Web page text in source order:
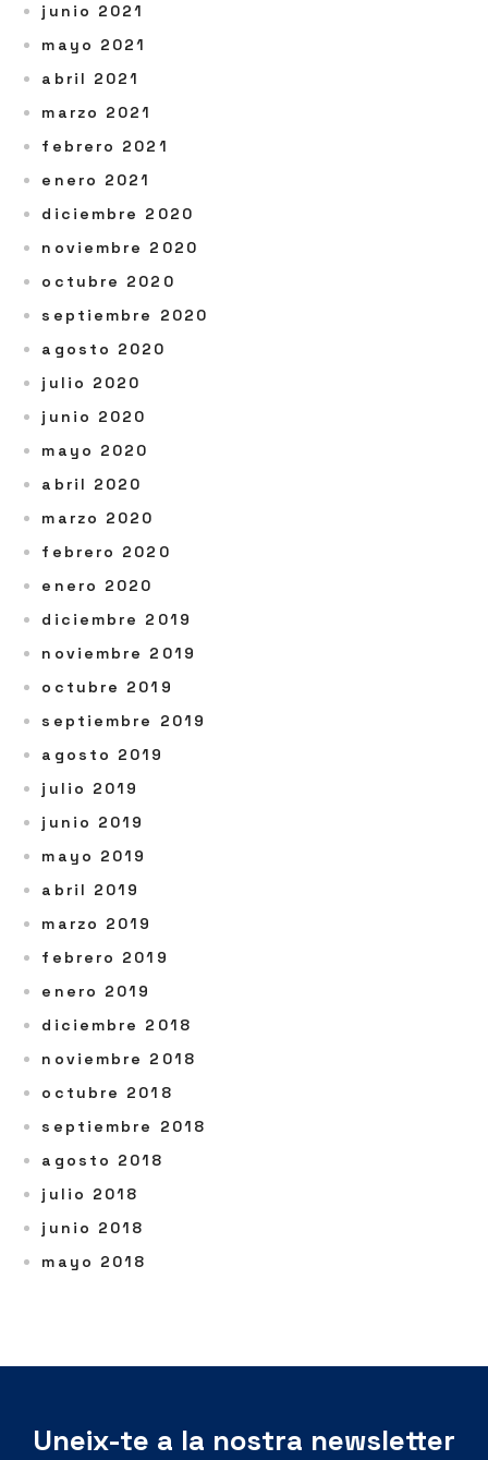
junio 2021
mayo 2021
abril 2021
marzo 2021
febrero 2021
enero 2021
diciembre 2020
noviembre 2020
octubre 2020
septiembre 2020
agosto 2020
julio 2020
junio 2020
mayo 2020
abril 2020
marzo 2020
febrero 2020
enero 2020
diciembre 2019
noviembre 2019
octubre 2019
septiembre 2019
agosto 2019
julio 2019
junio 2019
mayo 2019
abril 2019
marzo 2019
febrero 2019
enero 2019
diciembre 2018
noviembre 2018
octubre 2018
septiembre 2018
agosto 2018
julio 2018
junio 2018
mayo 2018
Uneix-te a la nostra newsletter